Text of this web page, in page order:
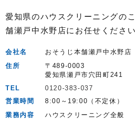
愛知県のハウスクリーニングの
舗瀬戸中水野店にお任せください
会社名
おそうじ本舗瀬戸中水野店
住所
〒489-0003
愛知県瀬戸市穴田町241
TEL
0120-383-037
営業時間
8:00～19:00（不定休）
業務内容
ハウスクリーニング全般